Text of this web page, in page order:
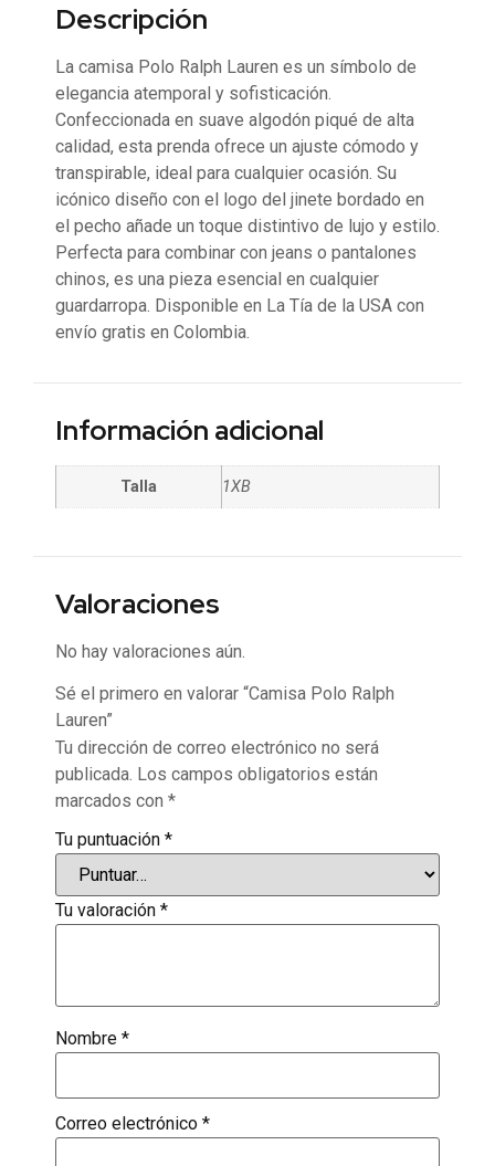
Descripción
La camisa Polo Ralph Lauren es un símbolo de
elegancia atemporal y sofisticación.
Confeccionada en suave algodón piqué de alta
calidad, esta prenda ofrece un ajuste cómodo y
transpirable, ideal para cualquier ocasión. Su
icónico diseño con el logo del jinete bordado en
el pecho añade un toque distintivo de lujo y estilo.
Perfecta para combinar con jeans o pantalones
chinos, es una pieza esencial en cualquier
guardarropa. Disponible en La Tía de la USA con
envío gratis en Colombia.
Información adicional
Talla 1XB
Valoraciones
No hay valoraciones aún.
Sé el primero en valorar “Camisa Polo Ralph
Lauren”
Tu dirección de correo electrónico no será
publicada. Los campos obligatorios están
marcados con *
Tu puntuación *
Tu valoración *
Nombre *
Correo electrónico *